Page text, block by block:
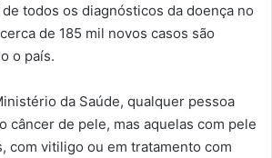
todos os diagnósticos da doença no
de 185 mil novos casos são
o país.
da Saúde, qualquer pessoa
câncer de pele, mas aquelas com pele
com vitiligo ou em tratamento com